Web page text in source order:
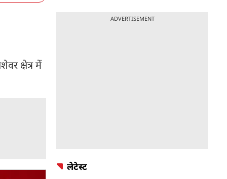
क्षेत्र में
ADVERTISEMENT
लेटेस्ट